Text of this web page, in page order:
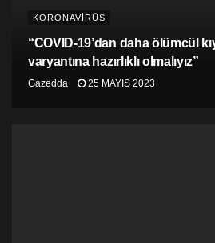
İçinde bulunduğumuz dönem, tek
yapmak için marketlerin
Alınan kararların ardından birçok
olarak girdiği tek ortam marketler
marketlerde insan sayısının çok
KORONAVİRÜS
“COVID-19’dan daha ölümcül
varyantına hazırlıklı olmalıyız”
Gazedda 25 MAYIS 2023